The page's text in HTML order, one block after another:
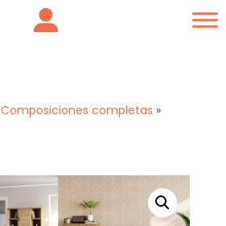
Composiciones completas »